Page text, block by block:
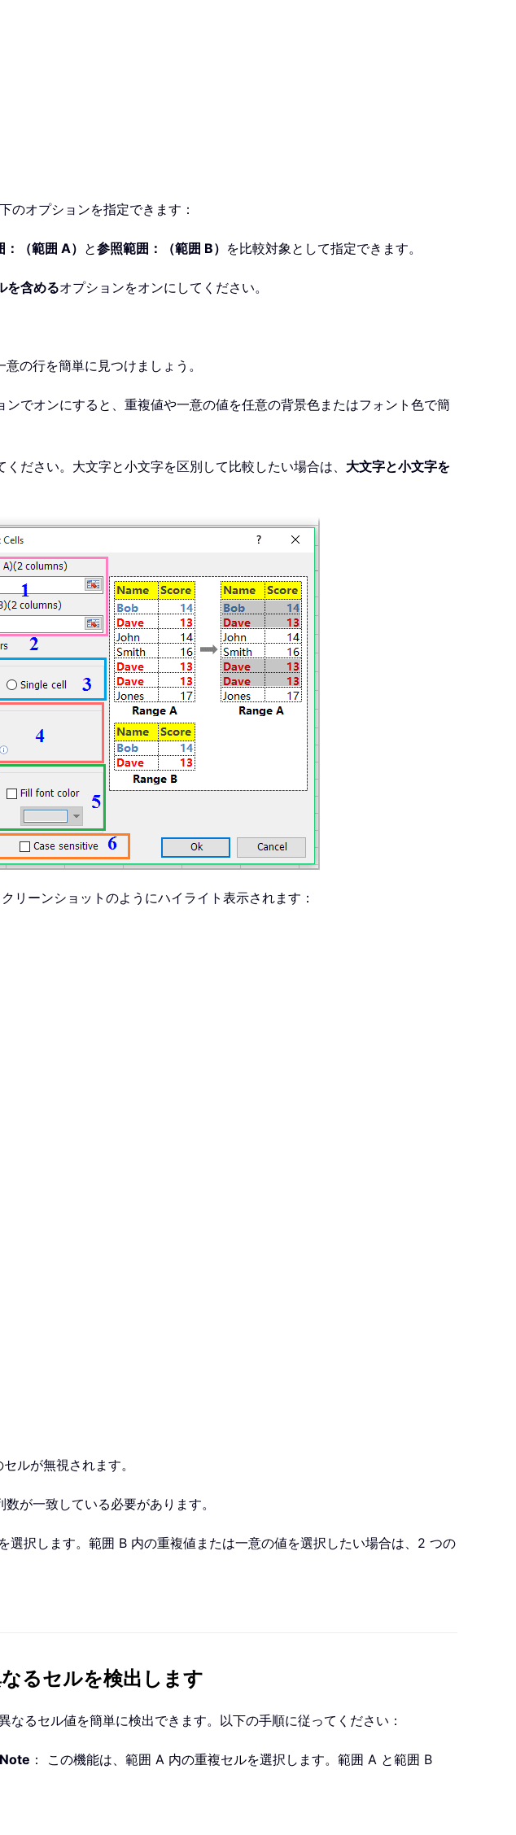
のオプションを指定できます：
（範囲 A） と参照範囲：（範囲 B） を比較対象として指定できます。
を含めるオプションをオンにしてください。
の行を簡単に見つけましょう。
ンでオンにすると、重複値や一意の値を任意の背景色またはフォント色で簡
ださい。大文字と小文字を区別して比較したい場合は、 大文字と小文字を
リーンショットのようにハイライト表示されます：
ルが無視されます。
が一致している必要があります。
択します。範囲 B 内の重複値または一意の値を選択したい場合は、2 つの
るセルを検出します
るセル値を簡単に検出できます。以下の手順に従ってください：
Note ： この機能は、範囲 A 内の重複セルを選択します。範囲 A と範囲 B